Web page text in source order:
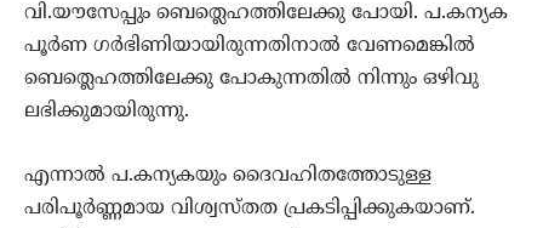
വി.യൗസേപ്പും ബെത്ലെഹത്തിലേക്കു പോയി. പ.കന്യക
പൂര്‍ണ ഗര്‍ഭിണിയായിരുന്നതിനാല്‍ വേണമെങ്കില്‍
ബെത്ലെഹത്തിലേക്കു പോകുന്നതില്‍ നിന്നും ഒഴിവു
ലഭിക്കുമായിരുന്നു.
എന്നാല്‍ പ.കന്യകയും ദൈവഹിതത്തോടുള്ള
പരിപൂര്‍ണ്ണ‍മായ വിശ്വസ്തത പ്രകടിപ്പിക്കുകയാണ്.